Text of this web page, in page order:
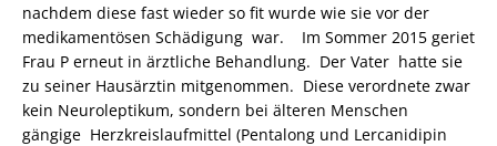
nachdem diese fast wieder so fit wurde wie sie vor der
medikamentösen Schädigung war. Im Sommer 2015 geriet
Frau P erneut in ärztliche Behandlung. Der Vater hatte sie
zu seiner Hausärztin mitgenommen. Diese verordnete zwar
kein Neuroleptikum, sondern bei älteren Menschen
gängige Herzkreislaufmittel (Pentalong und Lercanidipin